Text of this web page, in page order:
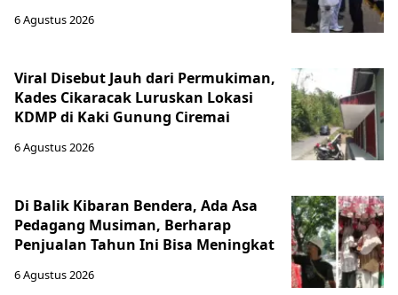
6 Agustus 2026
Viral Disebut Jauh dari Permukiman,
Kades Cikaracak Luruskan Lokasi
KDMP di Kaki Gunung Ciremai
6 Agustus 2026
Di Balik Kibaran Bendera, Ada Asa
Pedagang Musiman, Berharap
Penjualan Tahun Ini Bisa Meningkat
6 Agustus 2026